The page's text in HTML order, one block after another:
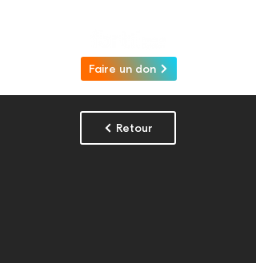
Faire un don
Retour